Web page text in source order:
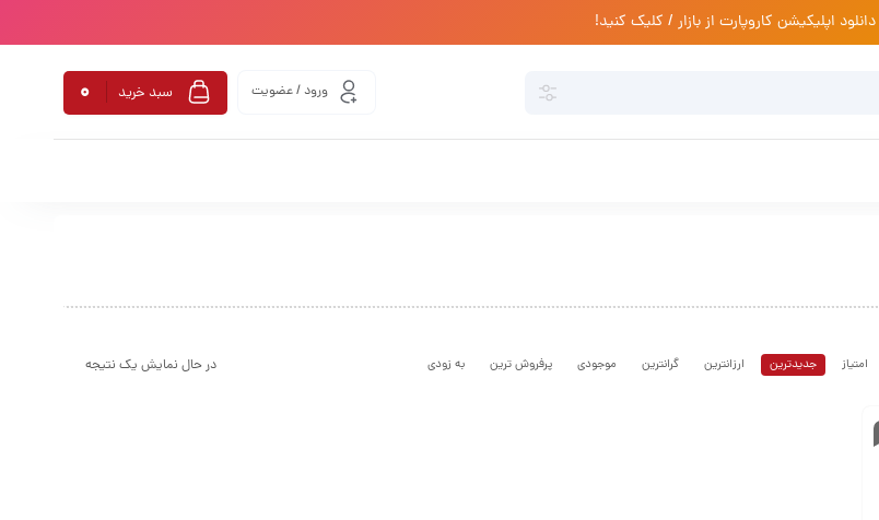
دانلود اپلیکیشن کاروپارت از بازار / کلیک کنید!
ورود / عضویت سبد خرید 0
در حال نمایش یک نتیجه امتیاز جدیدترین ارزانترین گرانترین موجودی پرفروش ترین به زودی